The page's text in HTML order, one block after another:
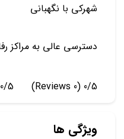
شهرکی با نگهبانی
دسترسی عالی به مراکز
0/5
(0 Reviews)
0/5
ویژگی ها